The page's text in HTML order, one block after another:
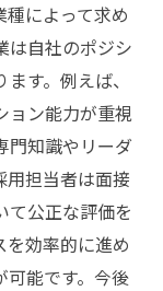
によって求め
は自社のポジシ
す。例えば、
ョン能力が重視
門知識やリーダ
用担当者は面接
て公正な評価を
効率的に進め
可能です。今後